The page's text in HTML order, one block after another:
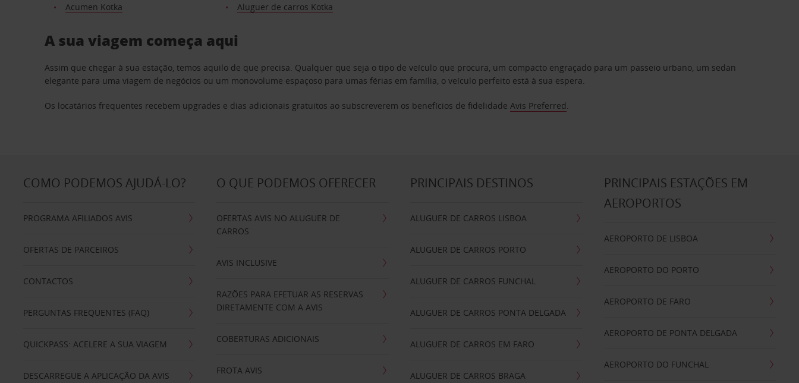
Acumen Kotka Aluguer de carros Kotka
A sua viagem começa aqui
Assim que chegar à sua estação, temos aquilo de que precisa. Qualquer que seja o tipo de veículo que procura, um compacto engraçado para um passeio urbano, um sedan
elegante para uma viagem de negócios ou um monovolume espaçoso para umas férias em família, o veículo perfeito está à sua espera.
Os locatários frequentes recebem upgrades e dias adicionais gratuitos ao subscreverem os benefícios de fidelidadeAvis Preferred.
COMO PODEMOS AJUDÁ-LO?
PROGRAMA AFILIADOS AVIS
OFERTAS DE PARCEIROS
CONTACTOS
PERGUNTAS FREQUENTES (FAQ)
QUICKPASS: ACELERE A SUA VIAGEM
DESCARREGUE A APLICAÇÃO DA AVIS
O QUE PODEMOS OFERECER
OFERTAS AVIS NO ALUGUER DE
CARROS
AVIS INCLUSIVE
RAZÕES PARA EFETUAR AS RESERVAS
DIRETAMENTE COM A AVIS
COBERTURAS ADICIONAIS
FROTA AVIS
PRINCIPAIS DESTINOS
ALUGUER DE CARROS LISBOA
ALUGUER DE CARROS PORTO
ALUGUER DE CARROS FUNCHAL
ALUGUER DE CARROS PONTA DELGADA
ALUGUER DE CARROS EM FARO
ALUGUER DE CARROS BRAGA
PRINCIPAIS ESTAÇÕES EM
AEROPORTOS
AEROPORTO DE LISBOA
AEROPORTO DO PORTO
AEROPORTO DE FARO
AEROPORTO DE PONTA DELGADA
AEROPORTO DO FUNCHAL